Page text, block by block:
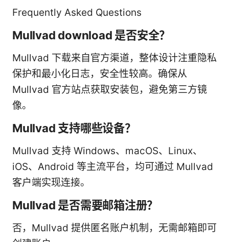
Frequently Asked Questions
Mullvad download 是否安全？
Mullvad 下载来自官方渠道，整体设计注重隐私
保护和最小化日志，安全性较高。确保从
Mullvad 官方站点获取安装包，避免第三方镜
像。
Mullvad 支持哪些设备？
Mullvad 支持 Windows、macOS、Linux、
iOS、Android 等主流平台，均可通过 Mullvad
客户端实现连接。
Mullvad 是否需要邮箱注册？
否，Mullvad 提供匿名账户机制，无需邮箱即可